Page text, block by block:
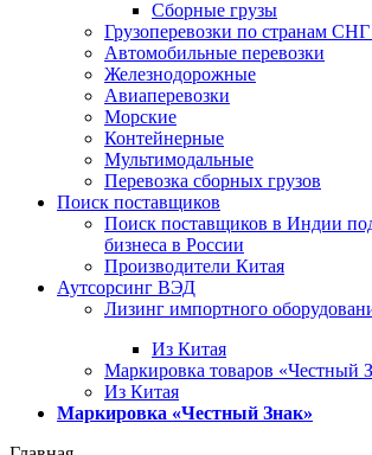
Сборные грузы
Грузоперевозки по странам
Автомобильные перевозки
Железнодорожные
Авиаперевозки
Морские
Контейнерные
Мультимодальные
Перевозка сборных грузов
Поиск поставщиков
Поиск поставщиков в Индии
бизнеса в России
Производители Китая
Аутсорсинг ВЭД
Лизинг импортного
Из Китая
Маркировка товаров «Честный
Из Китая
Маркировка «Честный Знак»